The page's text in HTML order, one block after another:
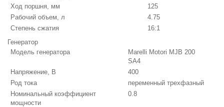
Ход поршня, мм
125
Рабочий объем, л
4.75
Степень сжатия
16:1
Генератор
Модель генератора
Marelli Motori MJB 200
SA4
Напряжение, В
400
Род тока
переменный трехфазный
Номинальный коэффициент
мощности
0.8